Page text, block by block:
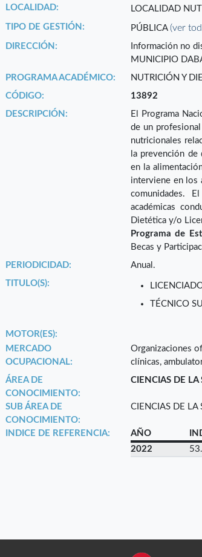
LOCALIDAD:
LOCALIDAD
TIPO DE GESTIÓN: PÚBLICA(ver
DIRECCIÓN:
Información no
MUNICIPIO
PROGRAMA ACADÉMICO:
NUTRICIÓN Y
CÓDIGO:
13892
DESCRIPCIÓN:
El Programa
de un
nutricionales
la prevención de
en la
interviene en los
comunidades.
académicas
Dietética y/o
Programa de
Becas y
PERIODICIDAD:
Anual.
TITULO(S):
TÉCNICO
MOTOR(ES):
MERCADO
OCUPACIONAL:
Organizaciones
clínicas,
ÁREA DE
CONOCIMIENTO:
CIENCIAS DE LA
SUB ÁREA DE
CONOCIMIENTO:
CIENCIAS DE LA
INDICE DE REFERENCIA: AÑO
2022